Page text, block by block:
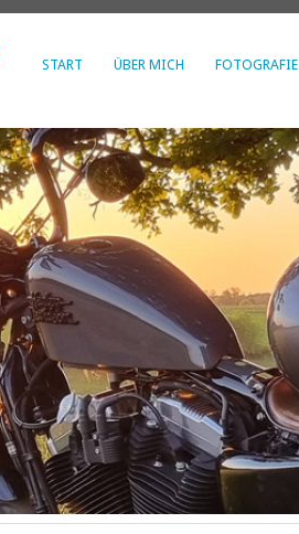
START ÜBER MICH FOTOGRAFIE